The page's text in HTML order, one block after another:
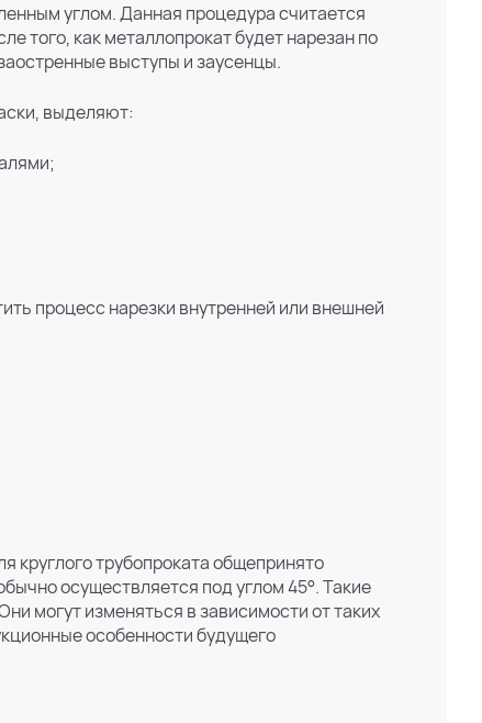
углом. Данная процедура считается
того, как металлопрокат будет нарезан по
выступы и заусенцы.
выделяют:
процесс нарезки внутренней или внешней
круглого трубопроката общепринято
осуществляется под углом 45°. Такие
могут изменяться в зависимости от таких
особенности будущего